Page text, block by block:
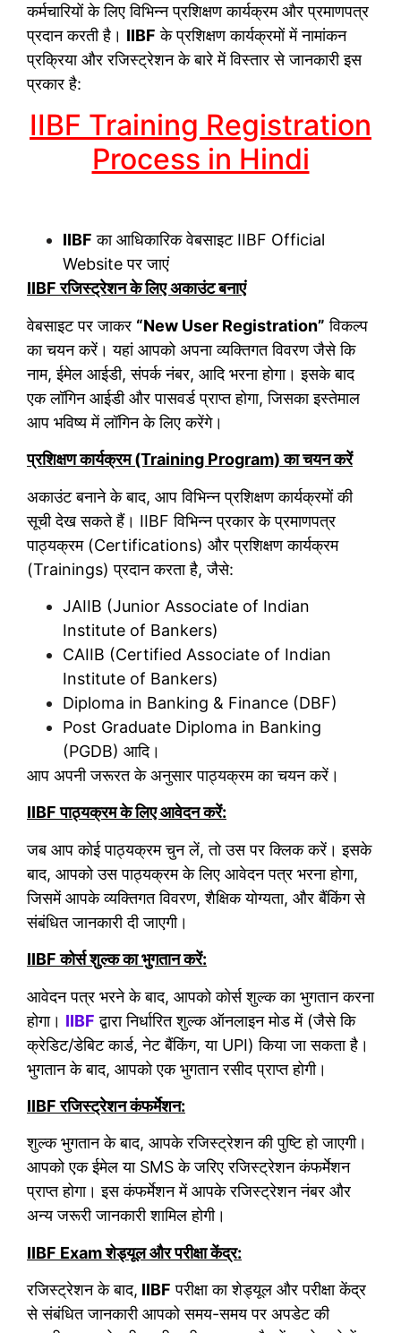
कर्मचारियों के लिए विभिन्न प्रशिक्षण कार्यक्रम और प्रमाणपत्र
प्रदान करती है। IIBF के प्रशिक्षण कार्यक्रमों में नामांकन
प्रक्रिया और रजिस्ट्रेशन के बारे में विस्तार से जानकारी इस
प्रकार है:
IIBF Training Registration
Process in Hindi
IIBF का आधिकारिक वेबसाइट IIBF Official
Websiteपर जाएं
IIBF रजिस्ट्रेशन के लिए अकाउंट बनाएं
वेबसाइट पर जाकर “New User Registration” विकल्प
का चयन करें। यहां आपको अपना व्यक्तिगत विवरण जैसे कि
नाम, ईमेल आईडी, संपर्क नंबर, आदि भरना होगा। इसके बाद
एक लॉगिन आईडी और पासवर्ड प्राप्त होगा, जिसका इस्तेमाल
आप भविष्य में लॉगिन के लिए करेंगे।
प्रशिक्षण कार्यक्रम (Training Program) का चयन करें
अकाउंट बनाने के बाद, आप विभिन्न प्रशिक्षण कार्यक्रमों की
सूची देख सकते हैं। IIBF विभिन्न प्रकार के प्रमाणपत्र
पाठ्यक्रम (Certifications) और प्रशिक्षण कार्यक्रम
(Trainings) प्रदान करता है, जैसे:
JAIIB (Junior Associate of Indian
Institute of Bankers)
CAIIB (Certified Associate of Indian
Institute of Bankers)
Diploma in Banking & Finance (DBF)
Post Graduate Diploma in Banking
(PGDB) आदि।
आप अपनी जरूरत के अनुसार पाठ्यक्रम का चयन करें।
IIBFपाठ्यक्रम के लिए आवेदन करें:
जब आप कोई पाठ्यक्रम चुन लें, तो उस पर क्लिक करें। इसके
बाद, आपको उस पाठ्यक्रम के लिए आवेदन पत्र भरना होगा,
जिसमें आपके व्यक्तिगत विवरण, शैक्षिक योग्यता, और बैंकिंग से
संबंधित जानकारी दी जाएगी।
IIBF कोर्स शुल्क का भुगतान करें:
आवेदन पत्र भरने के बाद, आपको कोर्स शुल्क का भुगतान करना
होगा। IIBF द्वारा निर्धारित शुल्क ऑनलाइन मोड में (जैसे कि
क्रेडिट/डेबिट कार्ड, नेट बैंकिंग, या UPI) किया जा सकता है।
भुगतान के बाद, आपको एक भुगतान रसीद प्राप्त होगी।
IIBF रजिस्ट्रेशन कंफर्मेशन:
शुल्क भुगतान के बाद, आपके रजिस्ट्रेशन की पुष्टि हो जाएगी।
आपको एक ईमेल या SMS के जरिए रजिस्ट्रेशन कंफर्मेशन
प्राप्त होगा। इस कंफर्मेशन में आपके रजिस्ट्रेशन नंबर और
अन्य जरूरी जानकारी शामिल होगी।
IIBF Exam शेड्यूल और परीक्षा केंद्र:
रजिस्ट्रेशन के बाद, IIBF परीक्षा का शेड्यूल और परीक्षा केंद्र
से संबंधित जानकारी आपको समय-समय पर अपडेट की